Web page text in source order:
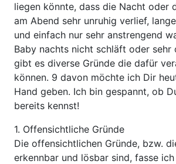
liegen könnte, dass die Nacht oder
am Abend sehr unruhig verlief,
und einfach nur sehr anstrengend
Baby nachts nicht schläft oder sehr
gibt es diverse Gründe die dafür
können. 9 davon möchte ich Dir
Hand geben. Ich bin gespannt, ob
bereits kennst!
1. Offensichtliche Gründe
Die offensichtlichen Gründe, bzw.
erkennbar und lösbar sind, fasse